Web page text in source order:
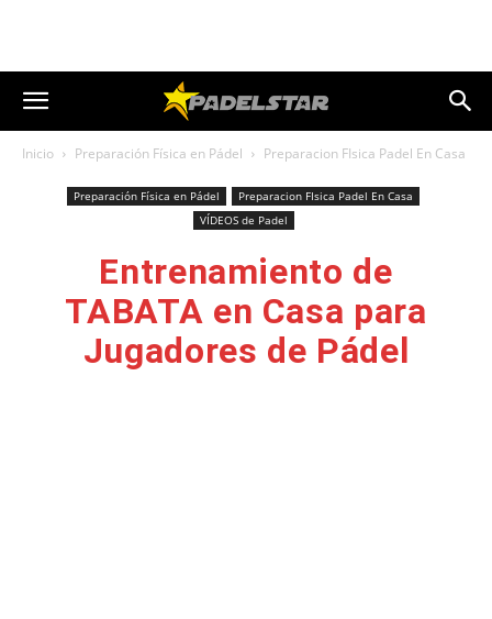
Inicio Preparación Física en Pádel Preparacion FIsica Padel En Casa
Preparación Física en Pádel
Preparacion FIsica Padel En Casa
VÍDEOS de Padel
Entrenamiento de
TABATA en Casa para
Jugadores de Pádel